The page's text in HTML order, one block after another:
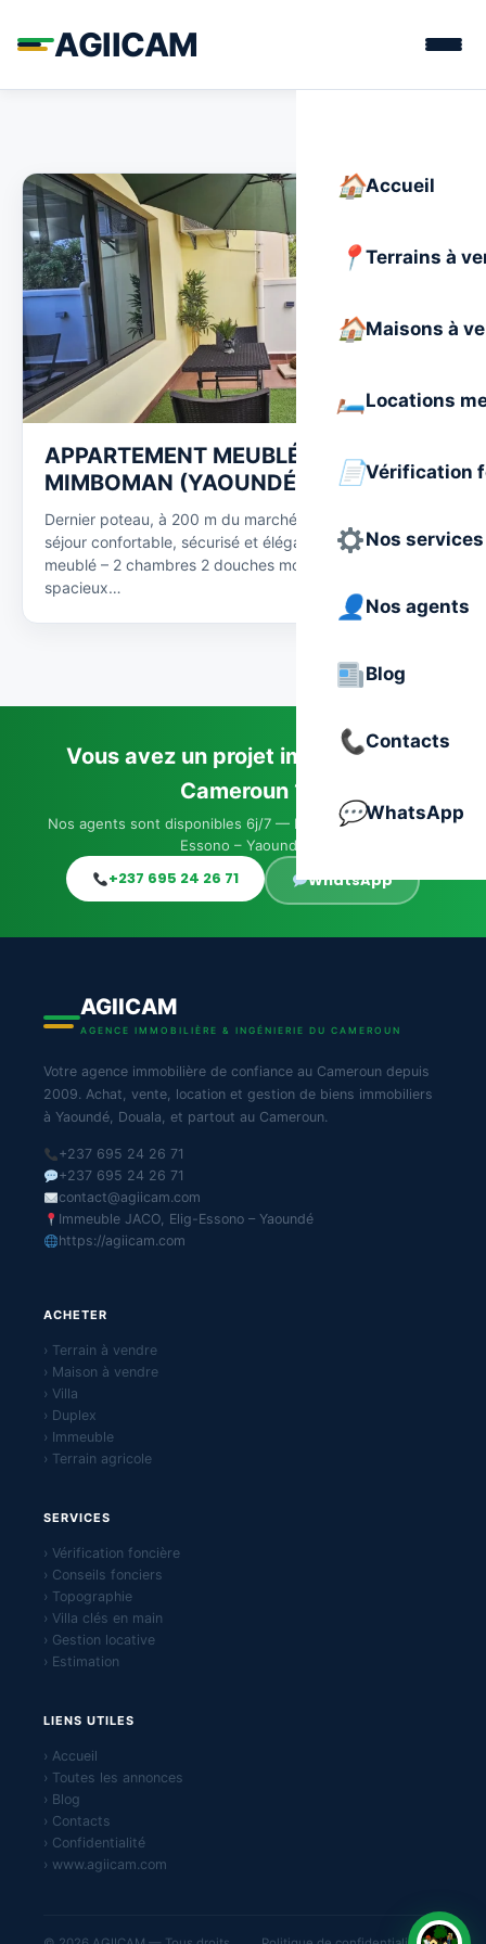
AGIICAM
Accueil
Terrains à
Maisons à
Locations
Vérification
Nos services
Nos agents
Blog
Contacts
WhatsApp
APPARTEMENT MEUBLÉ À LOUER –
MIMBOMAN (YAOUNDÉ)
Dernier poteau, à 200 m du marché Offrez-vous un
séjour confortable, sécurisé et élégant Appartement
meublé – 2 chambres 2 douches modernes Salon
spacieux…
Vous avez un projet immobilier au
Cameroun ?
Nos agents sont disponibles 6j/7 — Immeuble JACO, Elig-
Essono – Yaoundé
+237 695 24 26 71 WhatsApp
AGIICAM
AGENCE IMMOBILIÈRE & INGÉNIERIE DU CAMEROUN
Votre agence immobilière de confiance au Cameroun depuis
2009. Achat, vente, location et gestion de biens immobiliers
à Yaoundé, Douala, et partout au Cameroun.
+237 695 24 26 71
+237 695 24 26 71
contact@agiicam.com
Immeuble JACO, Elig-Essono – Yaoundé
https://agiicam.com
ACHETER
› Terrain à vendre
› Maison à vendre
› Villa
› Duplex
› Immeuble
› Terrain agricole
SERVICES
› Vérification foncière
› Conseils fonciers
› Topographie
› Villa clés en main
› Gestion locative
› Estimation
LIENS UTILES
› Accueil
› Toutes les annonces
› Blog
› Contacts
› Confidentialité
› www.agiicam.com